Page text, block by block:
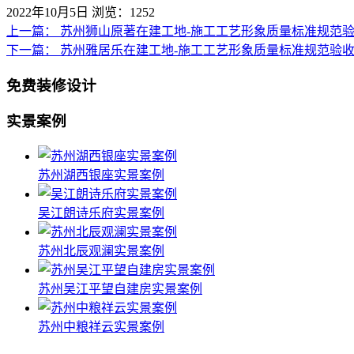
2022年10月5日 浏览：1252
上一篇：
苏州狮山原著在建工地-施工工艺形象质量标准规范
下一篇：
苏州雅居乐在建工地-施工工艺形象质量标准规范验收
免费装修设计
实景案例
苏州湖西银座实景案例
吴江朗诗乐府实景案例
苏州北辰观澜实景案例
苏州吴江平望自建房实景案例
苏州中粮祥云实景案例